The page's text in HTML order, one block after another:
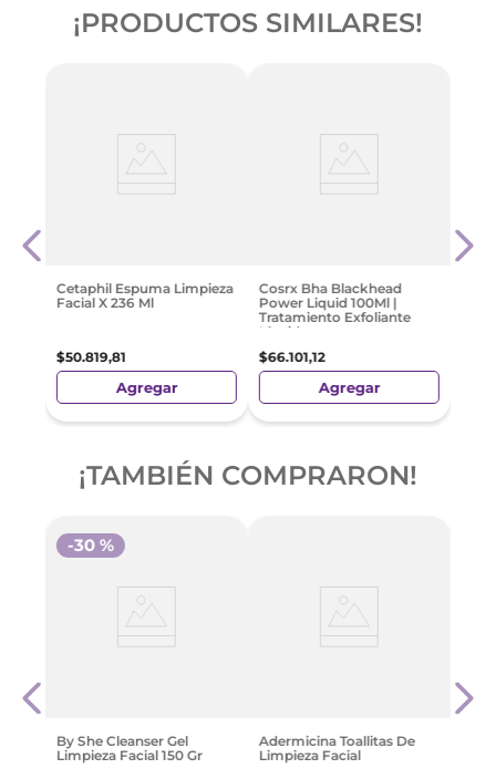
¡PRODUCTOS SIMILARES!
Cetaphil Espuma Limpieza
Facial X 236 Ml
$50.819,81
Agregar
Cosrx Bha Blackhead
Power Liquid 100Ml |
Tratamiento Exfoliante
Líquido
$66.101,12
Agregar
¡TAMBIÉN COMPRARON!
By She Cleanser Gel
Limpieza Facial 150 Gr
-30 %
Adermicina Toallitas De
Limpieza Facial